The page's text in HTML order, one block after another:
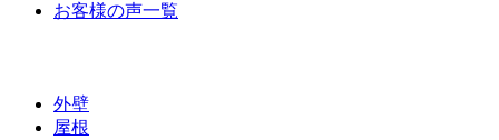
お客様の声一覧
外壁
屋根